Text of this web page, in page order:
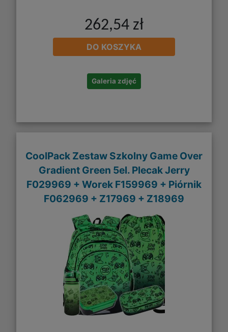
262,54 zł
DO KOSZYKA
Galeria zdjęć
CoolPack Zestaw Szkolny Game Over
Gradient Green 5el. Plecak Jerry
F029969 + Worek F159969 + Piórnik
F062969 + Z17969 + Z18969